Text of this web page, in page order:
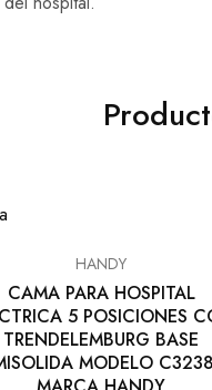
HANDY
CAMA PARA HOSPITAL
5 POSICIONES
TRENDELEMBURG BASE
MODELO